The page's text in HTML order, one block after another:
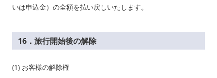
いは申込金）の全額を払い戻しいたします。
16．旅行開始後の解除
(1) お客様の解除権